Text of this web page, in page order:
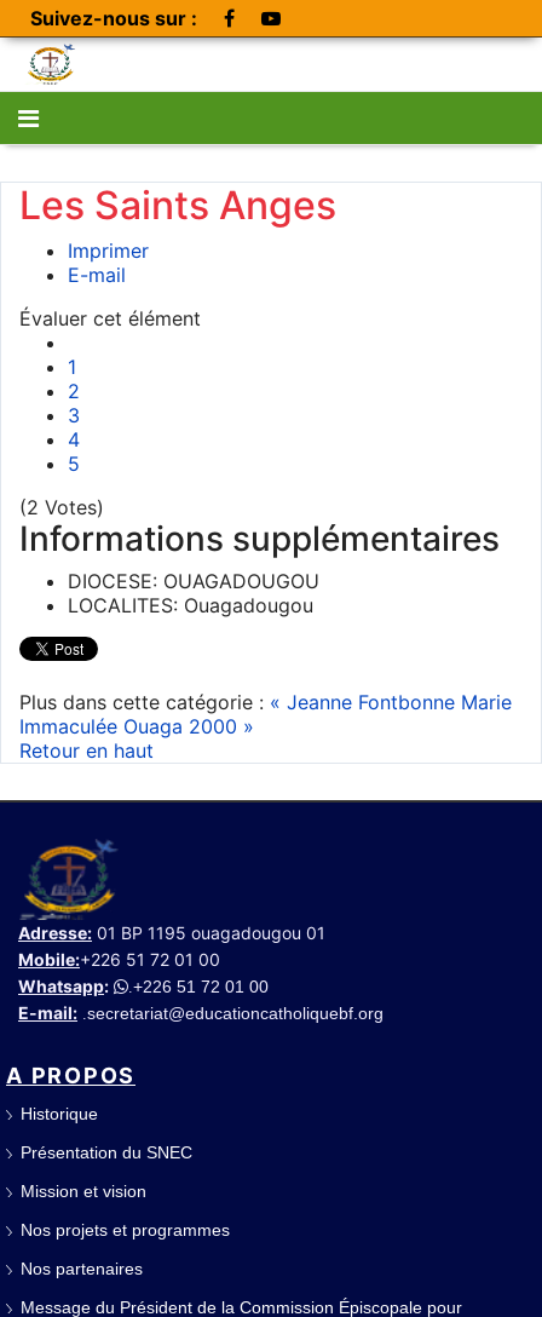
Suivez-nous sur :
Les Saints Anges
Imprimer
E-mail
Évaluer cet élément
1
2
3
4
5
(2 Votes)
Informations supplémentaires
DIOCESE: OUAGADOUGOU
LOCALITES: Ouagadougou
Plus dans cette catégorie : « Jeanne Fontbonne Marie
Immaculée Ouaga 2000 »
Retour en haut
Adresse: 01 BP 1195 ouagadougou 01
Mobile:+226 51 72 01 00
Whatsapp: +226 51 72 01 00
E-mail: secretariat@educationcatholiquebf.org
A PROPOS
Historique
Présentation du SNEC
Mission et vision
Nos projets et programmes
Nos partenaires
Message du Président de la Commission Épiscopale pour